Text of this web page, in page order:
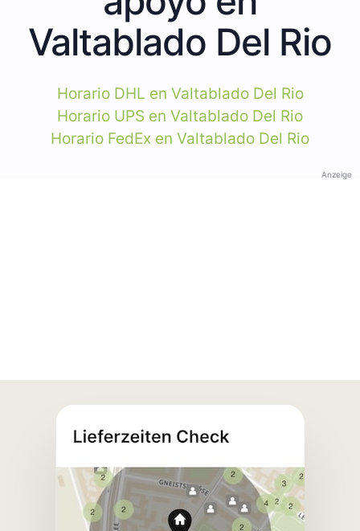
Valtablado Del Rio
Horario DHL en Valtablado Del Rio
Horario UPS en Valtablado Del Rio
Horario FedEx en Valtablado Del Rio
Anzeige